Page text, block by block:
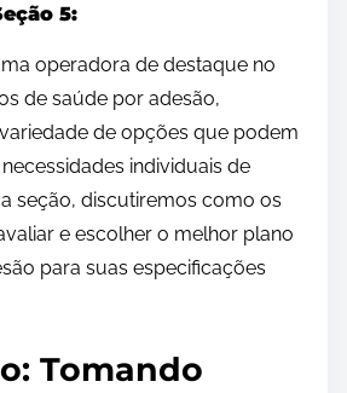
5:
operadora de destaque no
de saúde por adesão,
de opções que podem
individuais de
seção, discutiremos como os
e escolher o melhor plano
para suas especificações
Tomando